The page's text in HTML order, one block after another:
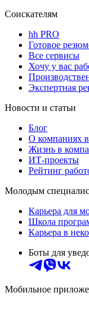
Соискателям
hh PRO
Готовое
Все сервисы
Хочу у вас
Экспертная
Новости и статьи
Блог
О компаниях
Жизнь в
ИТ-проекты
Рейтинг
Молодым
Карьера для
Школа
Карьера в
Боты для
Мобильное